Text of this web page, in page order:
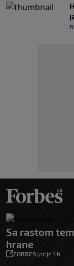
Sa rastom
hrane
FORBES| prije 1 h